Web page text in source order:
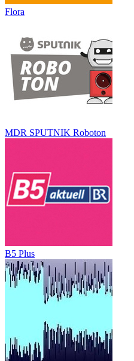
Flora
MDR SPUTNIK Roboton
B5 Plus